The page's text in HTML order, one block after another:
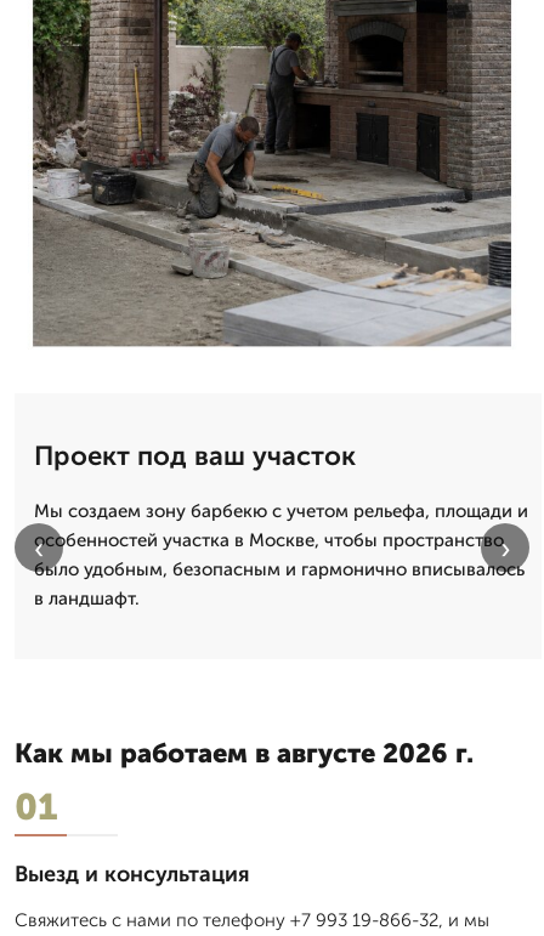
Проект под ваш участок
Мы создаем зону барбекю с учетом рельефа, площади и
особенностей участка в Москве, чтобы пространство
было удобным, безопасным и гармонично вписывалось
в ландшафт.
‹ ›
Как мы работаем в августе 2026 г.
01
Выезд и консультация
Свяжитесь с нами по телефону +7 993 19-866-32, и мы